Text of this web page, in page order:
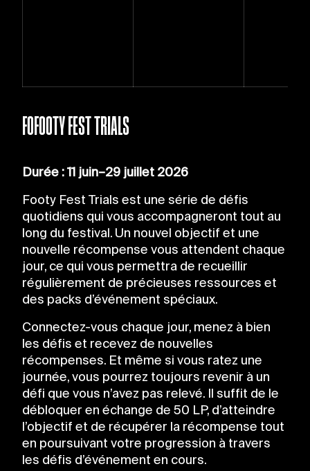
FOFOOTY FEST TRIALS
Durée : 11 juin–29 juillet 2026
Footy Fest Trials est une série de défis
quotidiens qui vous accompagneront tout au
long du festival. Un nouvel objectif et une
nouvelle récompense vous attendent chaque
jour, ce qui vous permettra de recueillir
régulièrement de précieuses ressources et
des packs d’événement spéciaux.
Connectez-vous chaque jour, menez à bien
les défis et recevez de nouvelles
récompenses. Et même si vous ratez une
journée, vous pourrez toujours revenir à un
défi que vous n’avez pas relevé. Il suffit de le
débloquer en échange de 50 LP, d’atteindre
l’objectif et de récupérer la récompense tout
en poursuivant votre progression à travers
les défis d’événement en cours.